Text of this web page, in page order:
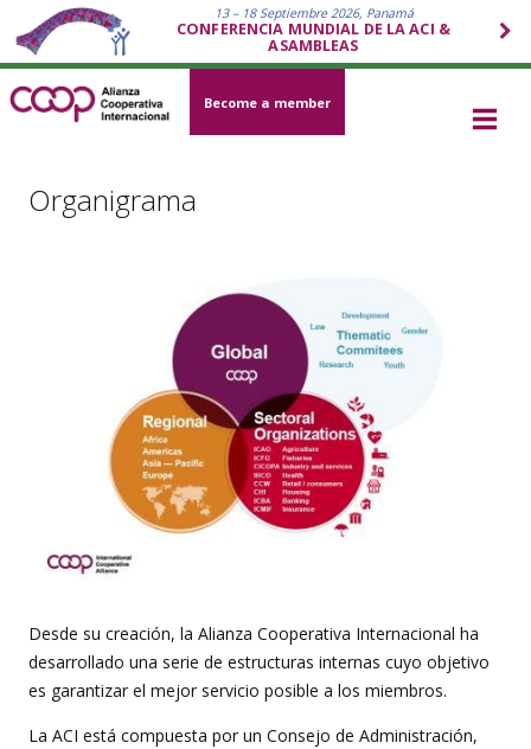
13 – 18 Septiembre 2026, Panamá
CONFERENCIA MUNDIAL DE LA ACI &
ASAMBLEAS
Become a member
Organigrama
Desde su creación, la Alianza Cooperativa Internacional ha
desarrollado una serie de estructuras internas cuyo objetivo
es garantizar el mejor servicio posible a los miembros.
La ACI está compuesta por un Consejo de Administración,